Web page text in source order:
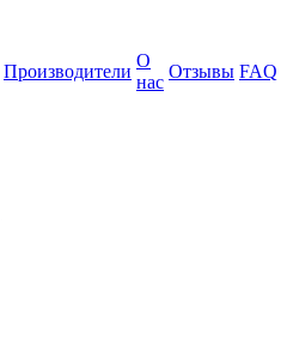
Производители
О
нас
Отзывы FAQ